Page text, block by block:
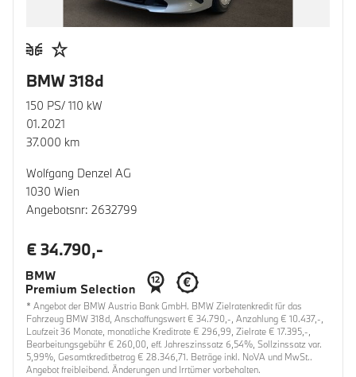
BMW 318d
150 PS/ 110 kW
01.2021
37.000 km
Wolfgang Denzel AG
1030 Wien
Angebotsnr: 2632799
€ 34.790,-
* Angebot der BMW Austria Bank GmbH. BMW Zielratenkredit für das
Fahrzeug BMW 318d, Anschaffungswert € 34.790,-, Anzahlung € 10.437,-,
Laufzeit 36 Monate, monatliche Kreditrate € 296,99, Zielrate € 17.395,-,
Bearbeitungsgebühr € 260,00, eff. Jahreszinssatz 6,54%, Sollzinssatz var.
5,99%, Gesamtkreditbetrag € 28.346,71. Beträge inkl. NoVA und MwSt..
Angebot freibleibend. Änderungen und Irrtümer vorbehalten.